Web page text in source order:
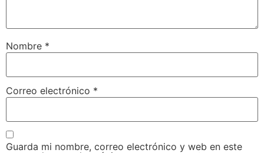
Nombre *
Correo electrónico *
Guarda mi nombre, correo electrónico y web en este